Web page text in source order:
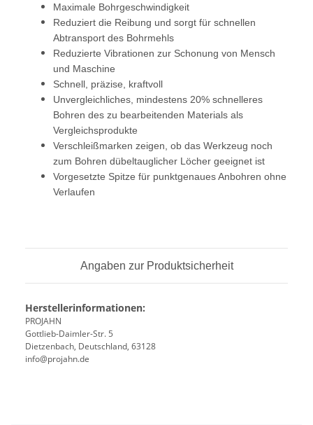
Maximale Bohrgeschwindigkeit
Reduziert die Reibung und sorgt für schnellen
Abtransport des Bohrmehls
Reduzierte Vibrationen zur Schonung von Mensch
und Maschine
Schnell, präzise, kraftvoll
Unvergleichliches, mindestens 20% schnelleres
Bohren des zu bearbeitenden Materials als
Vergleichsprodukte
Verschleißmarken zeigen, ob das Werkzeug noch
zum Bohren dübeltauglicher Löcher geeignet ist
Vorgesetzte Spitze für punktgenaues Anbohren ohne
Verlaufen
Angaben zur Produktsicherheit
Herstellerinformationen:
PROJAHN
Gottlieb-Daimler-Str. 5
Dietzenbach, Deutschland, 63128
info@projahn.de